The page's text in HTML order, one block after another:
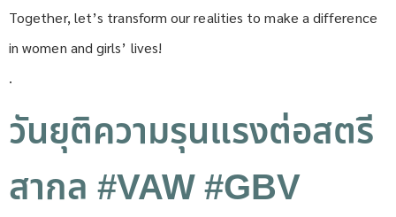
Together, let’s transform our realities to make a difference
in women and girls’ lives!
.
วันยุติความรุนแรงต่อสตรี
สากล #VAW #GBV